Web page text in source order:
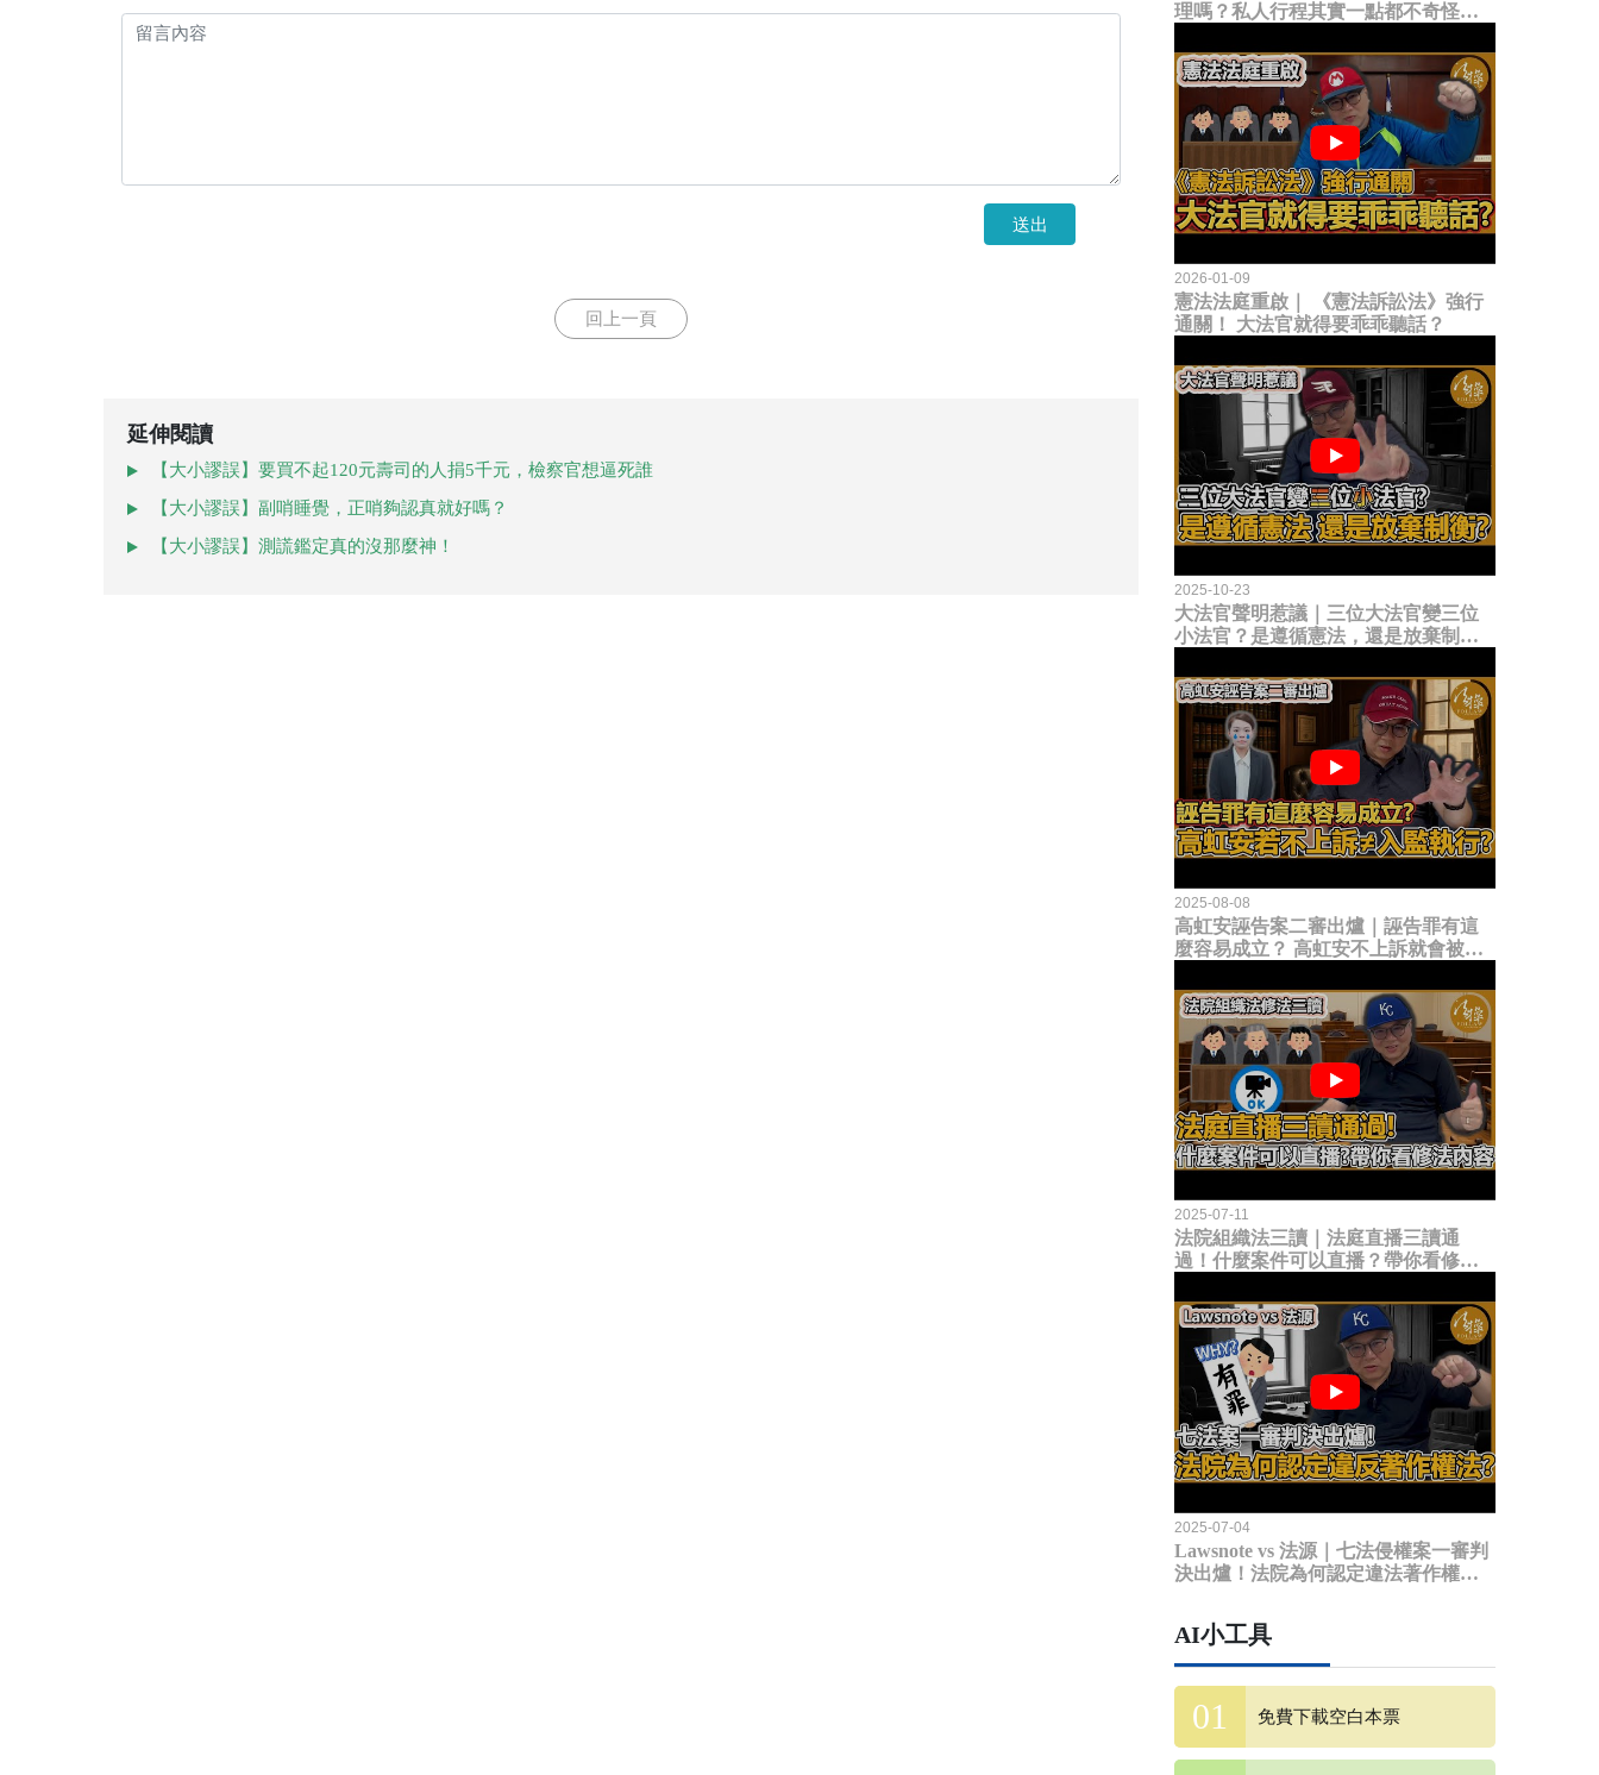
送出
回上一頁
延伸閱讀
【大小謬誤】要買不起120元壽司的人捐5千元，檢察官想逼死誰
【大小謬誤】副哨睡覺，正哨夠認真就好嗎？
【大小謬誤】測謊鑑定真的沒那麼神！
理嗎？私人行程其實一點都不奇怪？
2026-01-09
憲法法庭重啟｜ 《憲法訴訟法》強行
通關！ 大法官就得要乖乖聽話？
2025-10-23
大法官聲明惹議｜三位大法官變三位
小法官？是遵循憲法，還是放棄制衡
2025-08-08
高虹安誣告案二審出爐｜誣告罪有這
麼容易成立？ 高虹安不上訴就會被
2025-07-11
法院組織法三讀｜法庭直播三讀通
過！什麼案件可以直播？帶你看修法
2025-07-04
Lawsnote vs 法源｜七法侵權案一審判
決出爐！法院為何認定違法著作權
AI小工具
免費下載空白本票